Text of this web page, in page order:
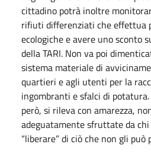
cittadino potrà inoltre
rifiuti differenziati che effettua
ecologiche e avere uno sconto
della TARI. Non va poi
sistema materiale di
quartieri e agli utenti per la
ingombranti e sfalci di
però, si rileva con amarezza,
adeguatamente sfruttate da
“liberare” di ciò che non gli può